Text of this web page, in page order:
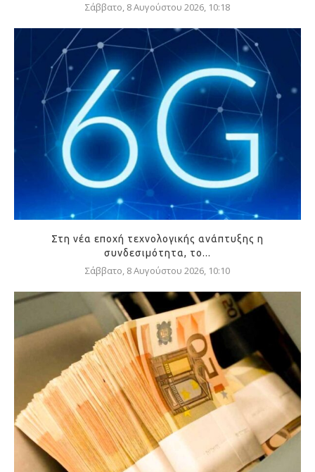
Σάββατο, 8 Αυγούστου 2026, 10:18
Στη νέα εποχή τεχνολογικής ανάπτυξης η
συνδεσιμότητα, το...
Σάββατο, 8 Αυγούστου 2026, 10:10